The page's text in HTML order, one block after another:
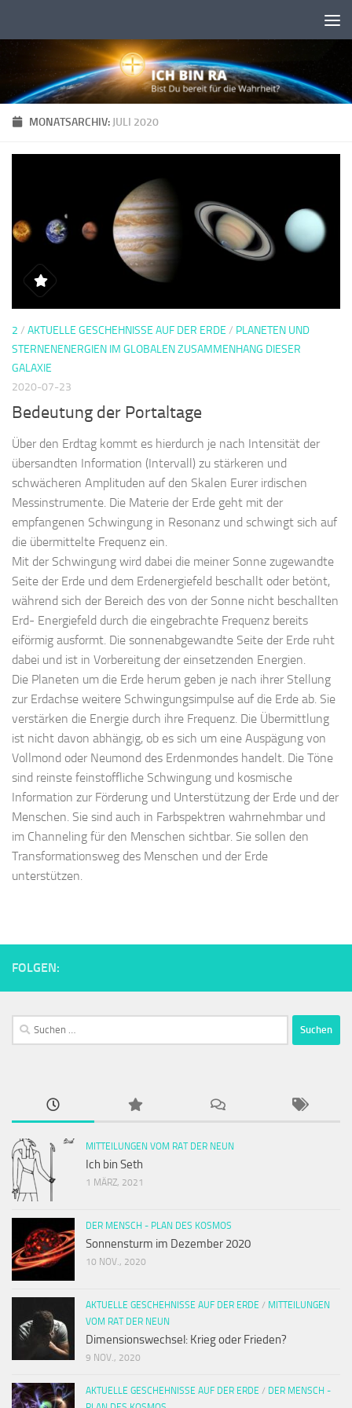
MONATSARCHIV: JULI 2020
2 / AKTUELLE GESCHEHNISSE AUF DER ERDE / PLANETEN UND
STERNENENERGIEN IM GLOBALEN ZUSAMMENHANG DIESER
GALAXIE
2020-07-23
Bedeutung der Portaltage
Über den Erdtag kommt es hierdurch je nach Intensität der
übersandten Information (Intervall) zu stärkeren und
schwächeren Amplituden auf den Skalen Eurer irdischen
Messinstrumente. Die Materie der Erde geht mit der
empfangenen Schwingung in Resonanz und schwingt sich auf
die übermittelte Frequenz ein.
Mit der Schwingung wird dabei die meiner Sonne zugewandte
Seite der Erde und dem Erdenergiefeld beschallt oder betönt,
während sich der Bereich des von der Sonne nicht beschallten
Erd- Energiefeld durch die eingebrachte Frequenz bereits
eiförmig ausformt. Die sonnenabgewandte Seite der Erde ruht
dabei und ist in Vorbereitung der einsetzenden Energien.
Die Planeten um die Erde herum geben je nach ihrer Stellung
zur Erdachse weitere Schwingungsimpulse auf die Erde ab. Sie
verstärken die Energie durch ihre Frequenz. Die Übermittlung
ist nicht davon abhängig, ob es sich um eine Auspägung von
Vollmond oder Neumond des Erdenmondes handelt. Die Töne
sind reinste feinstoffliche Schwingung und kosmische
Information zur Förderung und Unterstützung der Erde und der
Menschen. Sie sind auch in Farbspektren wahrnehmbar und
im Channeling für den Menschen sichtbar. Sie sollen den
Transformationsweg des Menschen und der Erde
unterstützen.
FOLGEN:
Suchen
nach:
MITTEILUNGEN VOM RAT DER NEUN
Ich bin Seth
1 MÄRZ, 2021
DER MENSCH - PLAN DES KOSMOS
Sonnensturm im Dezember 2020
10 NOV., 2020
AKTUELLE GESCHEHNISSE AUF DER ERDE / MITTEILUNGEN
VOM RAT DER NEUN
Dimensionswechsel: Krieg oder Frieden?
9 NOV., 2020
AKTUELLE GESCHEHNISSE AUF DER ERDE / DER MENSCH -